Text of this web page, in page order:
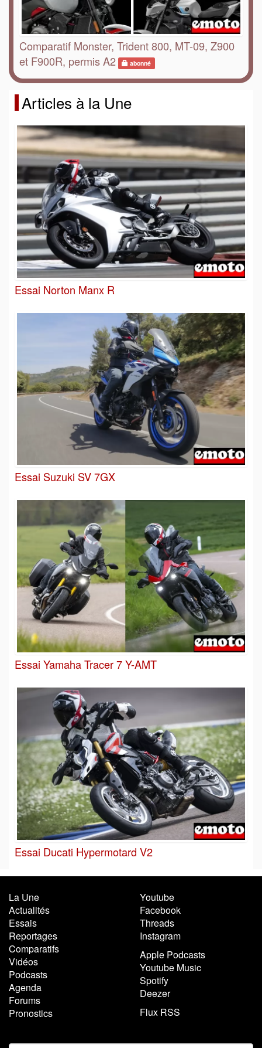
Comparatif Monster, Trident 800, MT-09, Z900
et F900R, permis A2
abonné
Articles à la Une
Essai Norton Manx R
Essai Suzuki SV 7GX
Essai Yamaha Tracer 7 Y-AMT
Essai Ducati Hypermotard V2
La Une
Actualités
Essais
Reportages
Comparatifs
Vidéos
Podcasts
Agenda
Forums
Pronostics
Youtube
Facebook
Threads
Instagram
Apple Podcasts
Youtube Music
Spotify
Deezer
Flux RSS